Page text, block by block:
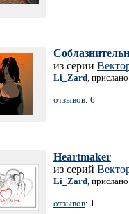
из серии
Li_Zard,
отзывов: 6
Heartmaker
из серий
Li_Zard,
отзывов: 1